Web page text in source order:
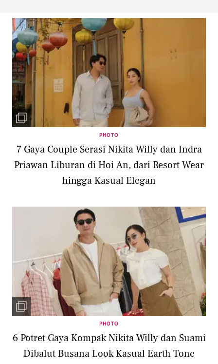
PHOTO
7 Gaya Couple Serasi Nikita Willy dan Indra
Priawan Liburan di Hoi An, dari Resort Wear
hingga Kasual Elegan
PHOTO
6 Potret Gaya Kompak Nikita Willy dan Suami
Dibalut Busana Look Kasual Earth Tone